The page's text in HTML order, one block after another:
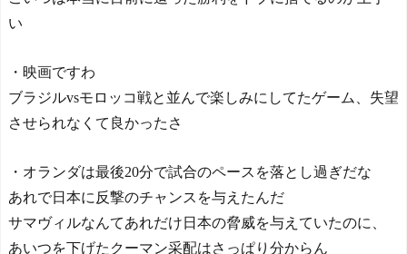
い
・映画ですわ
ブラジルvsモロッコ戦と並んで楽しみにしてたゲーム、失望
させられなくて良かったさ
・オランダは最後20分で試合のペースを落とし過ぎだな
あれで日本に反撃のチャンスを与えたんだ
サマヴィルなんてあれだけ日本の脅威を与えていたのに、
あいつを下げたクーマン采配はさっぱり分からん